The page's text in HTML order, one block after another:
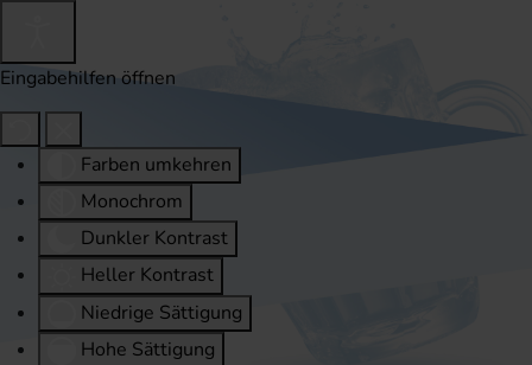
Eingabehilfen öffnen
Farben umkehren
Monochrom
Dunkler Kontrast
Heller Kontrast
Niedrige Sättigung
Hohe Sättigung